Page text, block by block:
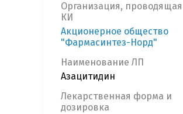
Организация, проводящая
КИ
Акционерное общество
"Фармасинтез-Норд"
Наименование ЛП
Азацитидин
Лекарственная форма и
дозировка